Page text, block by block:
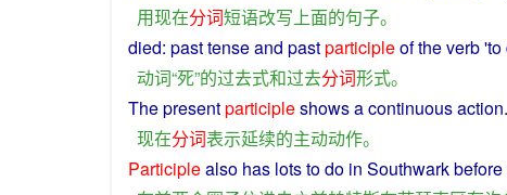
用现在分词短语改写上面的句子。
died: pasttenseand pastparticipleoftheverb'to
动词“死”的过去式和过去分词形式。
Thepresentparticipleshowsa continuousaction.
现在分词表示延续的主动动作。
Participlealso has lotstodo in Southwarkbefore